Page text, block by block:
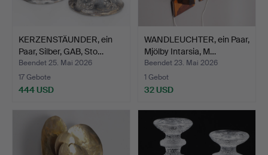
KERZENSTÄUNDER, ein
Paar, Silber, GAB, Sto…
Beendet 25. Mai 2026
17 Gebote
444 USD
WANDLEUCHTER, ein Paar,
Mjölby Intarsia, M…
Beendet 23. Mai 2026
1 Gebot
32 USD